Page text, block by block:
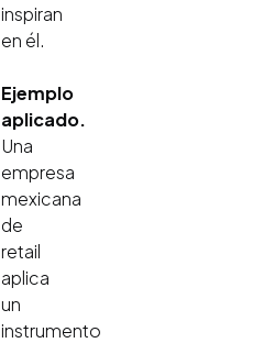
inspiran
en él.
Ejemplo
aplicado.
Una
empresa
mexicana
de
retail
aplica
un
instrumento